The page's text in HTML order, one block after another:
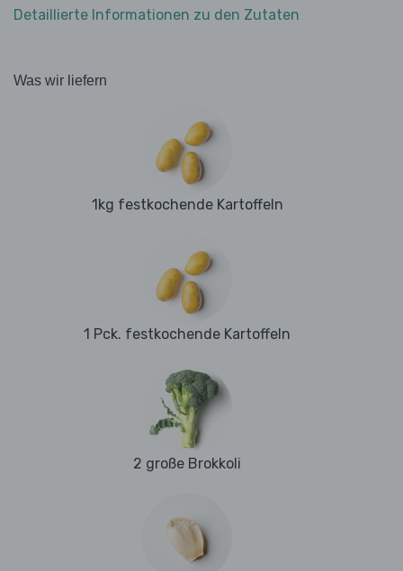
Detaillierte Informationen zu den Zutaten
Was wir liefern
1kg festkochende Kartoffeln
1 Pck. festkochende Kartoffeln
2 große Brokkoli